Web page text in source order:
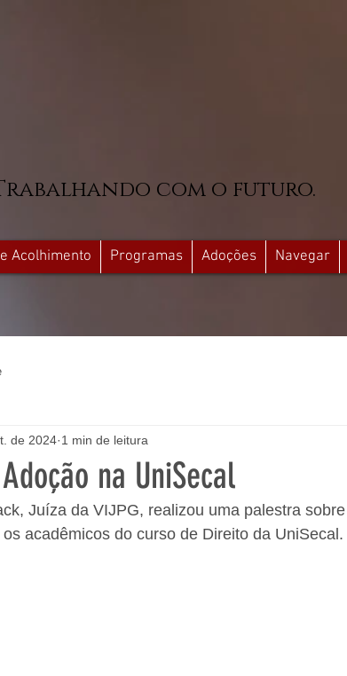
com o futuro.
Acolhimento Programas Adoções Navegar
na UniSecal
de 2024 1 min de leitura
Juíza da VIJPG, realizou uma palestra
acadêmicos do curso de Direito da UniSecal.